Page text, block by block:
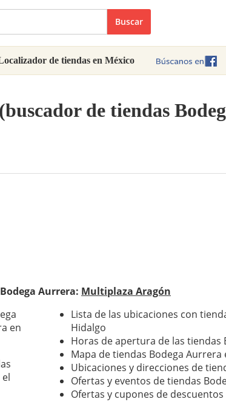
Buscar
de tiendas en México
de tiendas
Aurrera: Multiplaza Aragón
en
Lista de las ubicaciones con
Hidalgo
Horas de apertura de las tiendas
Mapa de tiendas Bodega Aurrera
Ubicaciones y direcciones de
Ofertas y eventos de tiendas
Ofertas y cupones de